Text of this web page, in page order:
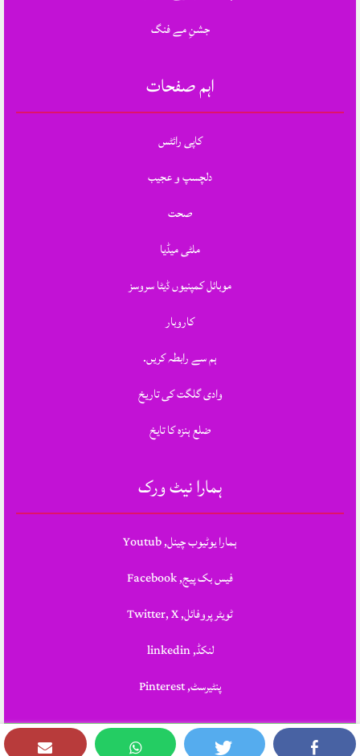
جشنِ مے فنگ
اہم صفحات
کاپی رائٹس
دلچسپ و عجیب
صحت
ملٹی میڈیا
موبائل کمپنیوں ڈیٹا سروسز
کاروبار
ہم سے رابطہ کریں.
وادی گلگت کی تاریخ
ضلع ہنزہ کا تایخ
ہمارا نیٹ ورک
ہمارا یوٹیوب چینل, Youtub
فیس بک پیج, Facebook
ٹویٹر پروفائل, Twitter, X
لنکڈ, linkedin
پنٹیرسٹ, Pinterest
Theme Designed & Developed BySTYLOTHEMES